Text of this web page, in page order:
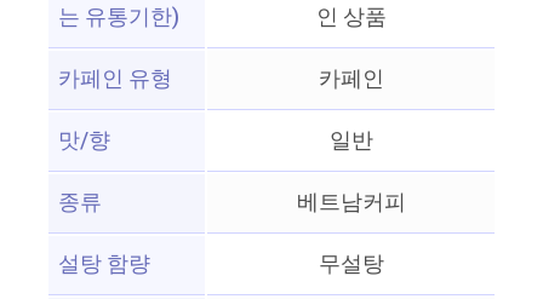
는 유통기한)
인 상품
카페인 유형
카페인
맛/향
일반
종류
베트남커피
설탕 함량
무설탕